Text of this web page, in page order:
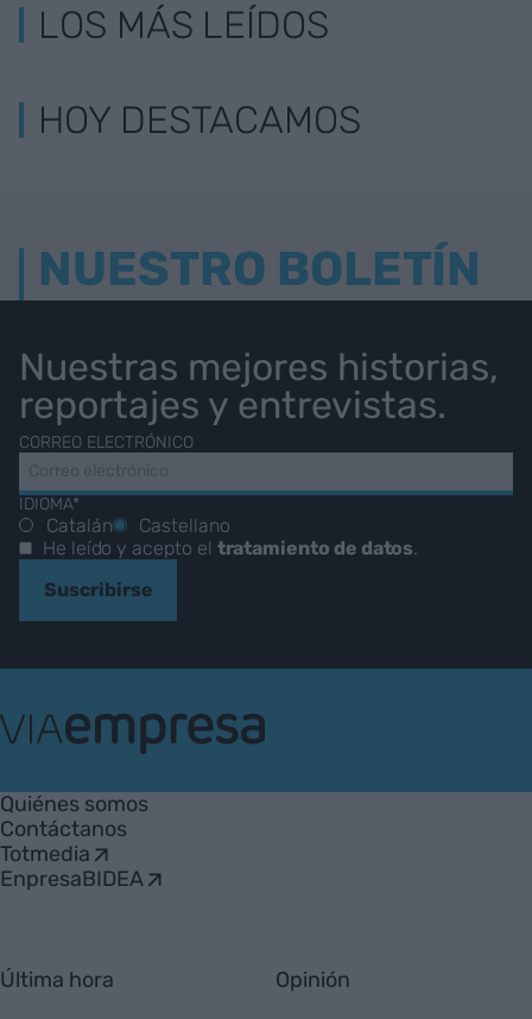
LOS MÁS LEÍDOS
HOY DESTACAMOS
NUESTRO BOLETÍN
Nuestras mejores historias,
reportajes y entrevistas.
CORREO ELECTRÓNICO
IDIOMA*
Catalán
Castellano
He leído y acepto el tratamiento de datos.
Suscribirse
Empresa
Quiénes somos
Contáctanos
Totmedia
EnpresaBIDEA
Última hora Opinión